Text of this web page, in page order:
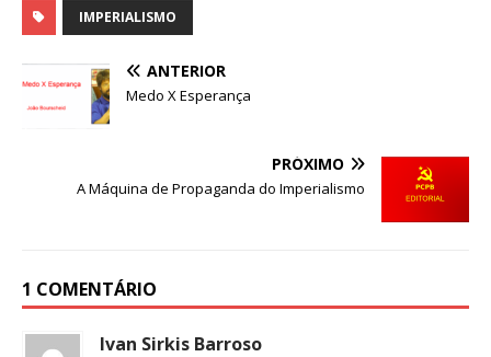
e
b
k
p
IMPERIALISMO
ANTERIOR
Medo X Esperança
PRÓXIMO
A Máquina de Propaganda do Imperialismo
1 COMENTÁRIO
Ivan Sirkis Barroso